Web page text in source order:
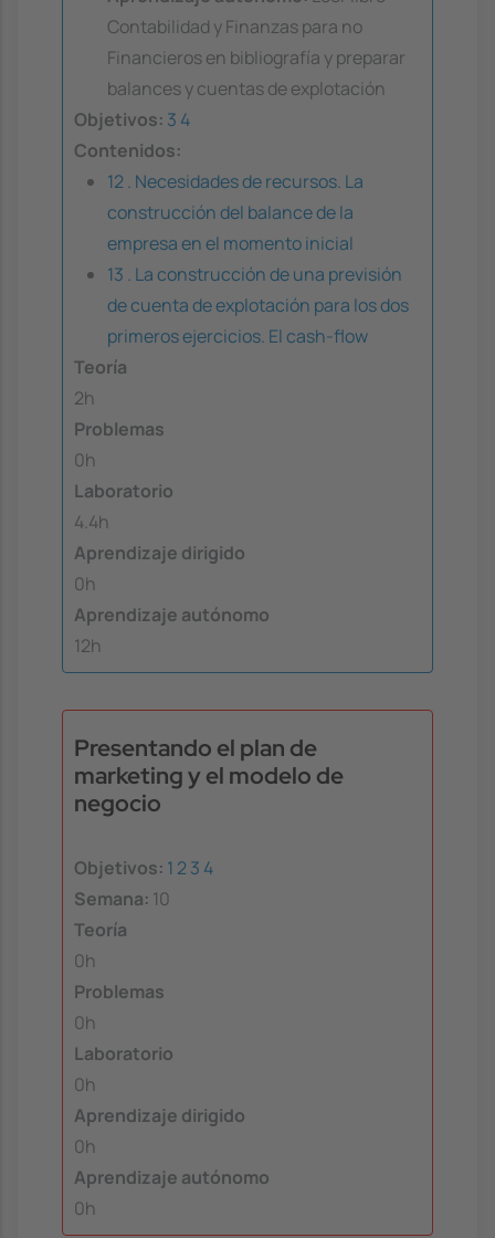
Contabilidad y Finanzas para no
Financieros en bibliografía y preparar
balances y cuentas de explotación
Objetivos: 3 4
Contenidos:
12 . Necesidades de recursos. La
construcción del balance de la
empresa en el momento inicial
13 . La construcción de una previsión
de cuenta de explotación para los dos
primeros ejercicios. El cash-flow
Teoría
2h
Problemas
0h
Laboratorio
4.4h
Aprendizaje dirigido
0h
Aprendizaje autónomo
12h
Presentando el plan de
marketing y el modelo de
negocio
Objetivos: 1 23 4
Semana: 10
Teoría
0h
Problemas
0h
Laboratorio
0h
Aprendizaje dirigido
0h
Aprendizaje autónomo
0h